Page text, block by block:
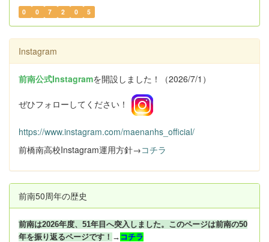
0 0 7 2 0 5
Instagram
前南公式Instagramを開設しました！（2026/7/1）
ぜひフォローしてください！
https://www.instagram.com/maenanhs_official/
前橋南高校Instagram運用方針→コチラ
前南50周年の歴史
前南は2026年度、51年目へ突入しました。このページは前南の50
年を振り返るページです！ → コチラ